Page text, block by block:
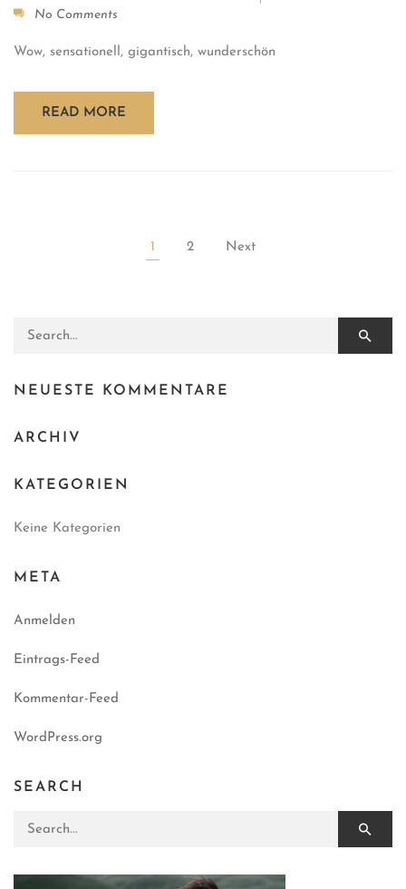
No Comments
Wow, sensationell, gigantisch, wunderschön
READ MORE
1 2 Next
Search for:
NEUESTE KOMMENTARE
ARCHIV
KATEGORIEN
Keine Kategorien
META
Anmelden
Eintrags-Feed
Kommentar-Feed
WordPress.org
SEARCH
Search for: